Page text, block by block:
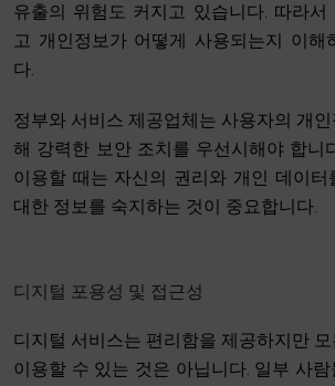
유출의 위험도 커지고 있습니다. 따라서
고 개인정보가 어떻게 사용되는지 이해
다.
정부와 서비스 제공업체는 사용자의 개
해 강력한 보안 조치를 우선시해야 합니
이용할 때는 자신의 권리와 개인 데이터
대한 정보를 숙지하는 것이 중요합니다.
디지털 포용성 및 접근성
디지털 서비스는 편리함을 제공하지만 모
이용할 수 있는 것은 아닙니다. 일부 사람